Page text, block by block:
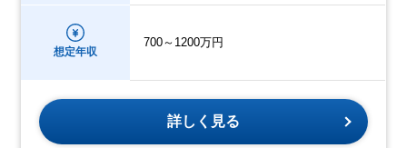
想定年収
700～1200万円
詳しく見る